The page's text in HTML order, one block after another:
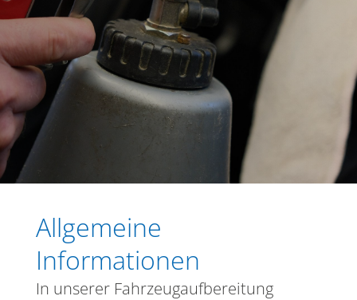
Allgemeine
Informationen
In unserer Fahrzeugaufbereitung